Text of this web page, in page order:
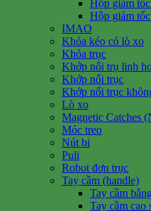
Hộp giảm
Hộp giảm
IMAO
Khóa kéo có lò xo
Khóa trục
Khớp nối trụ linh
Khớp nối trục
Khớp nối trục
Lò xo
Magnetic Catches
Móc treo
Nút bi
Puli
Robot đơn trục
Tay cầm (handle)
Tay cầm
Tay cầm cao